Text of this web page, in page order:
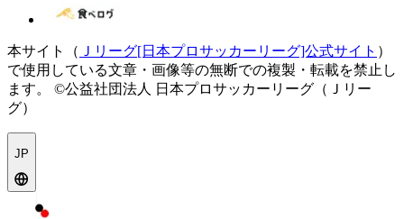
本サイト（ Ｊリーグ[日本プロサッカーリーグ]公式サイト ）
で使用している文章・画像等の無断での複製・転載を禁止し
ます。
©公益社団法人 日本プロサッカーリーグ（Ｊリー
グ）
JP